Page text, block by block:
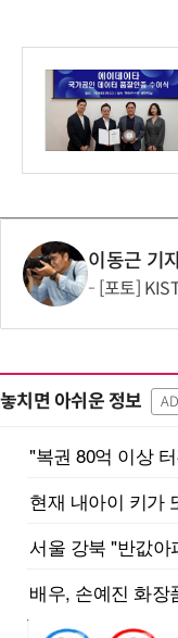
이동근 기
[포토] KIST 차
놓치면 아쉬운 정보 AD